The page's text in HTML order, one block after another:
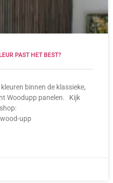
PAST HET BEST?
binnen de klassieke,
Woodupp panelen. Kijk
upp